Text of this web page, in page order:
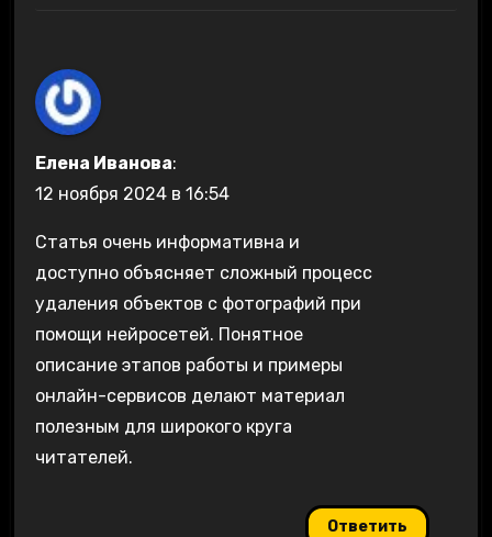
Елена Иванова:
12 ноября 2024 в 16:54
Статья очень информативна и
доступно объясняет сложный процесс
удаления объектов с фотографий при
помощи нейросетей. Понятное
описание этапов работы и примеры
онлайн-сервисов делают материал
полезным для широкого круга
читателей.
Ответить